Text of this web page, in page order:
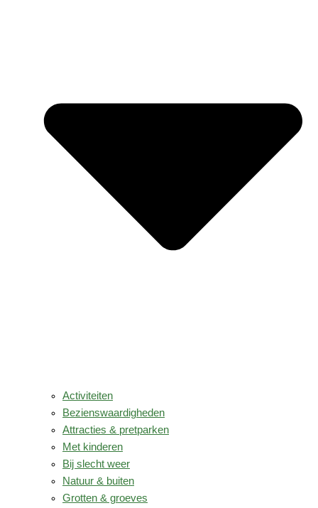
Activiteiten
Bezienswaardigheden
Attracties & pretparken
Met kinderen
Bij slecht weer
Natuur & buiten
Grotten & groeves